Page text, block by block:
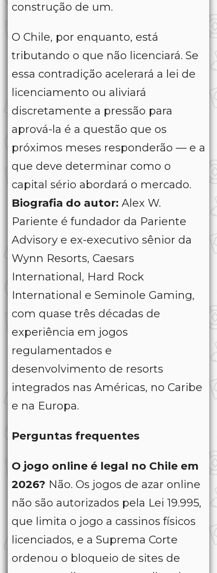
construção de um.
O Chile, por enquanto, está
tributando o que não licenciará. Se
essa contradição acelerará a lei de
licenciamento ou aliviará
discretamente a pressão para
aprová-la é a questão que os
próximos meses responderão — e a
que deve determinar como o
capital sério abordará o mercado.
Biografia do autor: Alex W.
Pariente é fundador da Pariente
Advisory e ex-executivo sênior da
Wynn Resorts, Caesars
International, Hard Rock
International e Seminole Gaming,
com quase três décadas de
experiência em jogos
regulamentados e
desenvolvimento de resorts
integrados nas Américas, no Caribe
e na Europa.
Perguntas frequentes
O jogo online é legal no Chile em
2026? Não. Os jogos de azar online
não são autorizados pela Lei 19.995,
que limita o jogo a cassinos físicos
licenciados, e a Suprema Corte
ordenou o bloqueio de sites de